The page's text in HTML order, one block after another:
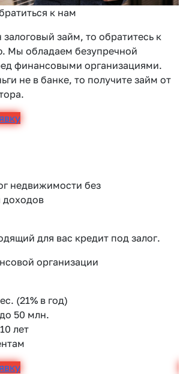
к нам
займ, то обратитесь к
Мы обладаем безупречной
финансовыми организациями.
не в банке, то получите займ от
недвижимости без
доходов
для вас кредит под залог.
организации
(21% в год)
50 млн.
лет